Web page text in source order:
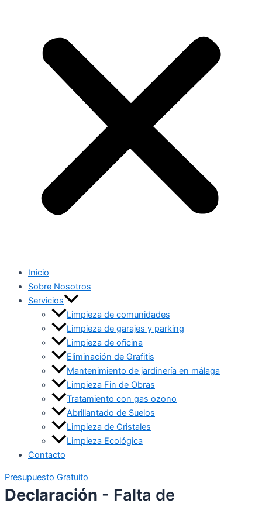
Inicio
Sobre Nosotros
Servicios
Limpieza de comunidades
Limpieza de garajes y parking
Limpieza de oficina
Eliminación de Grafitis
Mantenimiento de jardinería en málaga
Limpieza Fin de Obras
Tratamiento con gas ozono
Abrillantado de Suelos
Limpieza de Cristales
Limpieza Ecológica
Contacto
Presupuesto Gratuito
Declaración - Falta de